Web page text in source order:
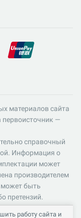
материалов сайта
первоисточник —
справочный
Информация о
может
производителем
может быть
претензий.
вас характеристики
работу сайта и